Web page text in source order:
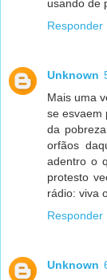
usando de
Responder
Unknown
Mais uma
se esvaem
da
orfãos
adentro o
protesto
rádio: viva
Responder
Unknown